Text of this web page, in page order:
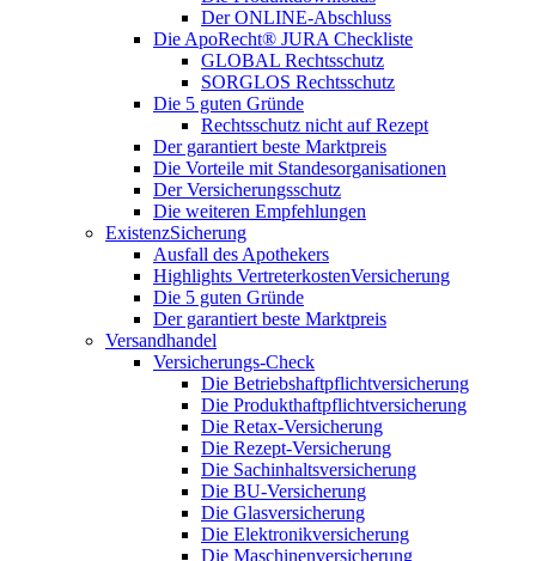
Der ONLINE-Abschluss
Die ApoRecht® JURA Checkliste
GLOBAL Rechtsschutz
SORGLOS Rechtsschutz
Die 5 guten Gründe
Rechtsschutz nicht auf Rezept
Der garantiert beste Marktpreis
Die Vorteile mit Standesorganisationen
Der Versicherungsschutz
Die weiteren Empfehlungen
ExistenzSicherung
Ausfall des Apothekers
Highlights VertreterkostenVersicherung
Die 5 guten Gründe
Der garantiert beste Marktpreis
Versandhandel
Versicherungs-Check
Die Betriebshaftpflichtversicherung
Die Produkthaftpflichtversicherung
Die Retax-Versicherung
Die Rezept-Versicherung
Die Sachinhaltsversicherung
Die BU-Versicherung
Die Glasversicherung
Die Elektronikversicherung
Die Maschinenversicherung